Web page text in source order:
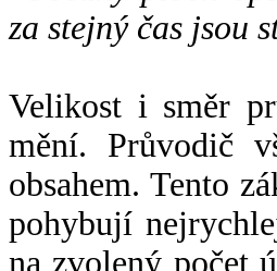
za stejný čas jsou
Velikost i směr
mění. Průvodič
obsahem. Tento
pohybují
na zvolený počet